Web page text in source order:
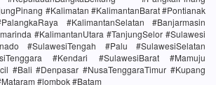
#Kalimatan #KalimantanBarat #Pontianak
#KalimantanSelatan #Banjarmasin
#KalimantanUtara #TanjungSelor #Sulawesi
#SulawesiTengah #Palu #SulawesiSelatan
#Kendari #SulawesiBarat #Mamuju
#Bali #Denpasar #NusaTenggaraTimur #Kupang
#lombok #Batam